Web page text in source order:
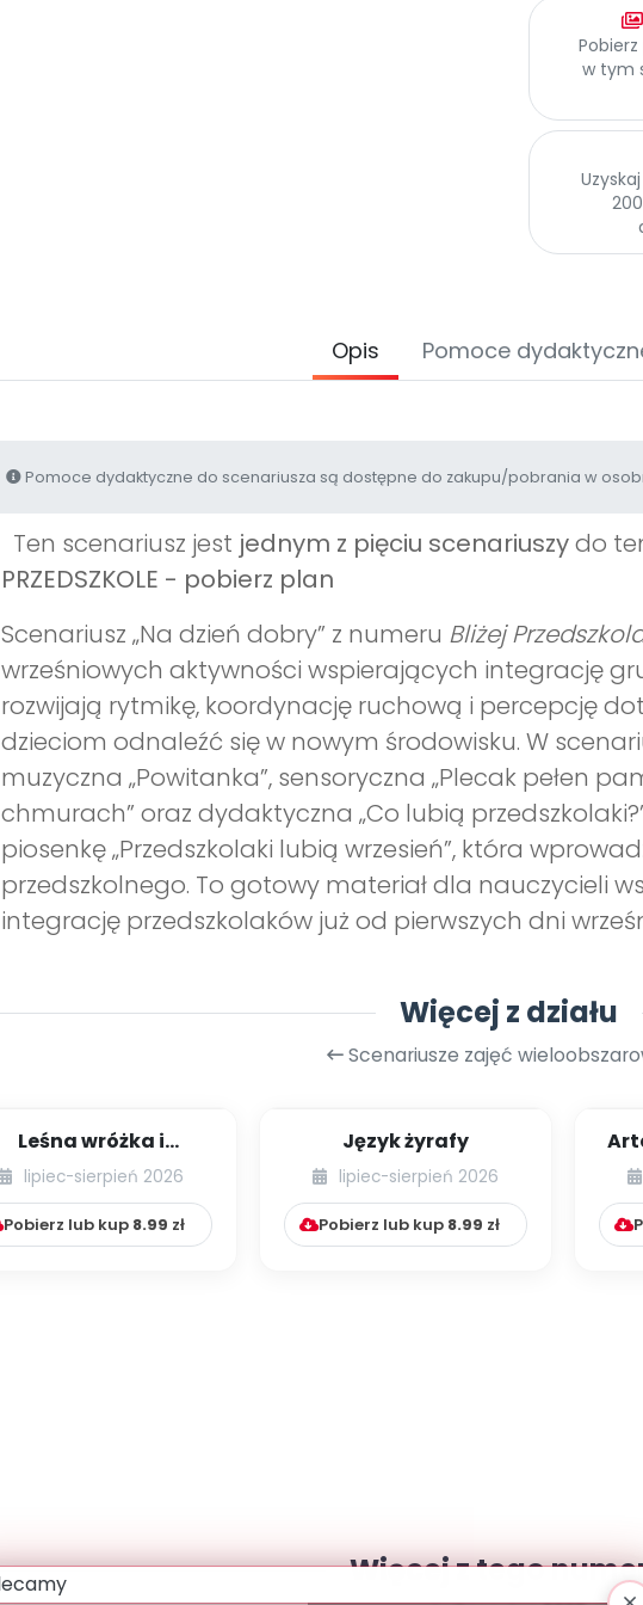
w tym
Opis Pomoce
Pomoce dydaktyczne do scenariusza są dostępne do zakupu/pobrania w
Ten scenariusz jest jednym z pięciu scenariuszydo
PRZEDSZKOLE - pobierz plan
Scenariusz „Na dzień dobry” z numeru Bliżej
wrześniowych aktywności wspierających integrację
rozwijają rytmikę, koordynację ruchową i percepcję
dzieciom odnaleźć się w nowym środowisku. W
muzyczna „Powitanka”, sensoryczna „Plecak pełen
chmurach” oraz dydaktyczna „Co lubią
piosenkę „Przedszkolaki lubią wrzesień”, która
przedszkolnego. To gotowy materiał dla nauczycieli
integrację przedszkolaków już od pierwszych dni
Więcej z działu
Scenariusze zajęć
Leśna wróżka i
przyjaciele
lipiec-sierpień 2026
Pobierz lub kup 8.99 zł
Język żyrafy
lipiec-sierpień 2026
Pobierz lub kup 8.99 zł
Więcej z tego